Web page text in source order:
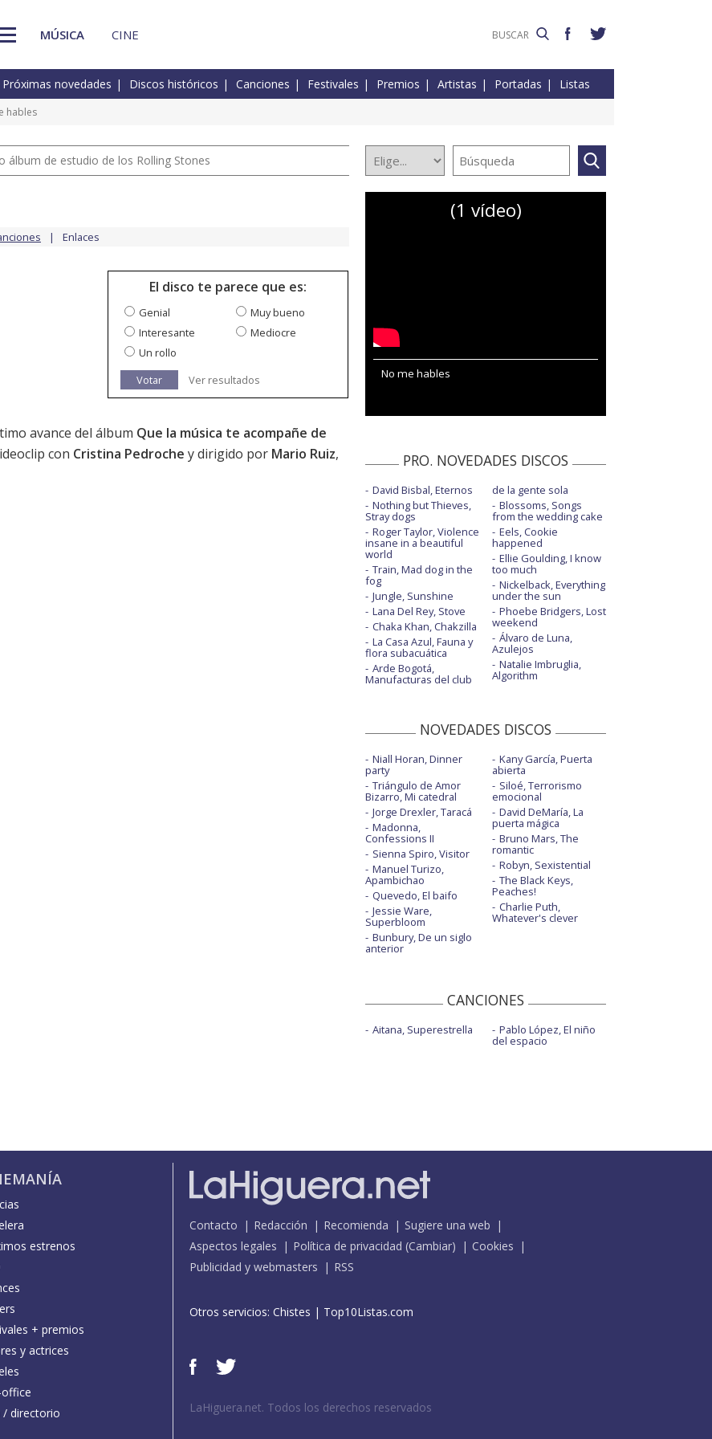
MÚSICA CINE
Próximas novedades Discos históricos Canciones Festivales Premios Artistas Portadas Listas
hables
álbum de estudio de los Rolling Stones
Enlaces
El disco te parece que es:
Genial
Muy bueno
Interesante
Mediocre
Un rollo
Votar
Ver resultados
avance del álbum Que la música te acompañe de
con Cristina Pedroche y dirigido por Mario Ruiz,
(1 vídeo)
No me hables
PRO. NOVEDADES DISCOS
David Bisbal, Eternos
Nothing but Thieves,
Stray dogs
Roger Taylor, Violence
insane in a beautiful
world
Train, Mad dog in the
fog
Jungle, Sunshine
Lana Del Rey, Stove
Chaka Khan, Chakzilla
La Casa Azul, Fauna y
flora subacuática
Arde Bogotá,
Manufacturas del club
de la gente sola
Blossoms, Songs
from the wedding cake
Eels, Cookie
happened
Ellie Goulding, I know
too much
Nickelback, Everything
under the sun
Phoebe Bridgers, Lost
weekend
Álvaro de Luna,
Azulejos
Natalie Imbruglia,
Algorithm
NOVEDADES DISCOS
Niall Horan, Dinner
party
Triángulo de Amor
Bizarro, Mi catedral
Jorge Drexler, Taracá
Madonna,
Confessions II
Sienna Spiro, Visitor
Manuel Turizo,
Apambichao
Quevedo, El baifo
Jessie Ware,
Superbloom
Bunbury, De un siglo
anterior
Kany García, Puerta
abierta
Siloé, Terrorismo
emocional
David DeMaría, La
puerta mágica
Bruno Mars, The
romantic
Robyn, Sexistential
The Black Keys,
Peaches!
Charlie Puth,
Whatever's clever
CANCIONES
Aitana, Superestrella Pablo López, El niño
del espacio
estrenos
+ premios
y actrices
/ directorio
Contacto Redacción Recomienda
Sugiere una web
Aspectos legales
Política de privacidad (Cambiar)
Cookies
Publicidad y webmasters
RSS
Otros servicios: Chistes | Top10Listas.com
LaHiguera.net. Todos los derechos reservados